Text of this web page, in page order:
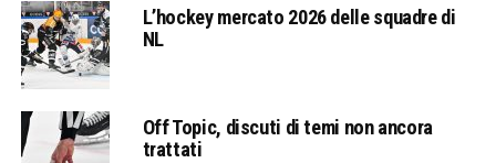
L’hockey mercato 2026 delle squadre di
NL
Off Topic, discuti di temi non ancora
trattati